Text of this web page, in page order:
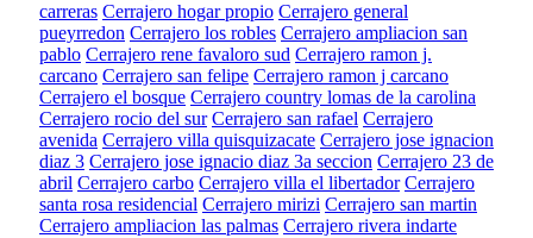
carreras Cerrajero hogar propio Cerrajero general
pueyrredon Cerrajero los robles Cerrajero ampliacion san
pablo Cerrajero rene favaloro sud Cerrajero ramon j.
carcano Cerrajero san felipe Cerrajero ramon j carcano
Cerrajero el bosque Cerrajero country lomas de la carolina
Cerrajero rocio del sur Cerrajero san rafael Cerrajero
avenida Cerrajero villa quisquizacate Cerrajero jose ignacion
diaz 3 Cerrajero jose ignacio diaz 3a seccion Cerrajero 23 de
abril Cerrajero carbo Cerrajero villa el libertador Cerrajero
santa rosa residencial Cerrajero mirizi Cerrajero san martin
Cerrajero ampliacion las palmas Cerrajero rivera indarte